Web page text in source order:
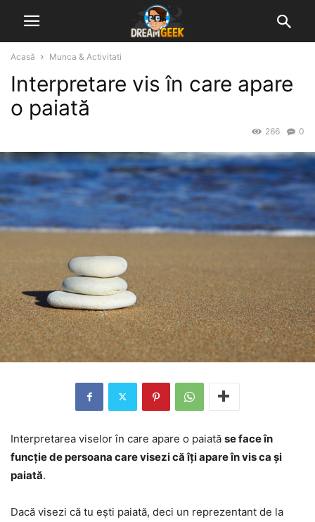
Acasă Munca & Activitati
Interpretare vis în care apare
o paiată
0
266
Interpretarea viselor în care apare o paiată se face în
funcție de persoana care visezi că îți apare în vis ca și
paiată.
Dacă visezi că tu ești paiată, deci un reprezentant de la